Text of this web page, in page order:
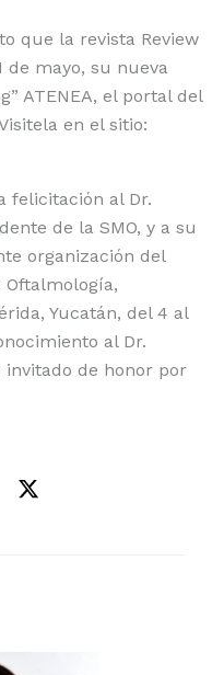
que la revista Review
de mayo, su nueva
ATENEA, el portal del
en el sitio:
felicitación al Dr.
de la SMO, y a su
organización del
Oftalmología,
Yucatán, del 4 al
al Dr.
invitado de honor por